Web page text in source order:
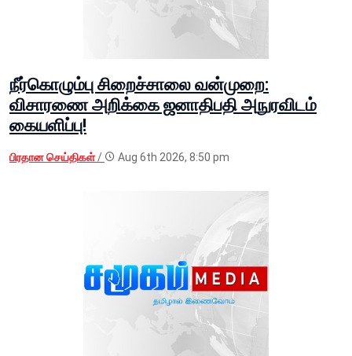
நீர்கொழும்பு சிறைச்சாலை வன்முறை:
விசாரணை அறிக்கை ஜனாதிபதி அநுரவிடம்
கையளிப்பு!
பிரதான செய்திகள்/ Aug 6th 2026, 8:50 pm